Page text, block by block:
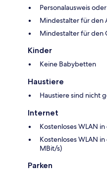
Personalausweis
Mindestalter für den
Mindestalter für den
Kinder
Keine Babybetten
Haustiere
Haustiere sind nicht
Internet
Kostenloses WLAN
Kostenloses WLAN
MBit/s)
Parken